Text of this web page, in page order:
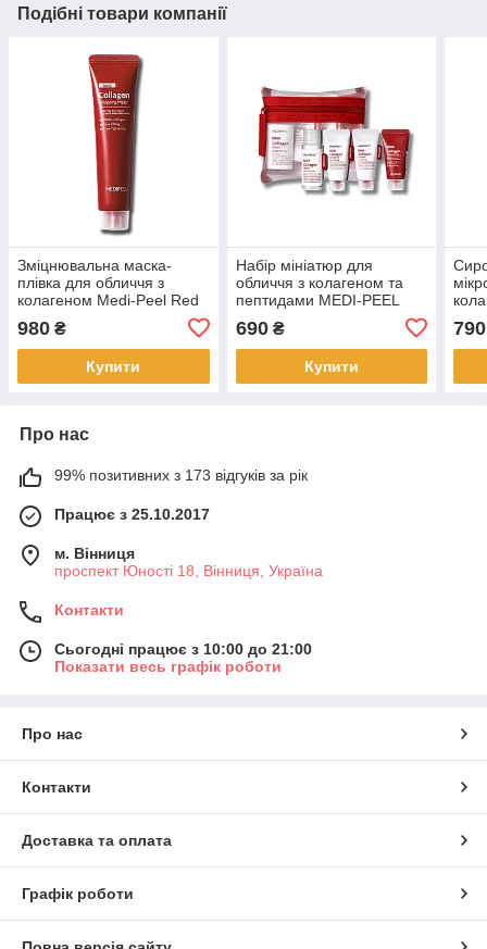
Подібні товари компанії
Зміцнювальна маска-
плівка для обличчя з
колагеном Medi-Peel Red
мл (342504)
980 ₴
Купити
Набір мініатюр для
обличчя з колагеном та
пептидами MEDI-PEEL
Collagen Skin (823035 )
690₴
Купити
790
Про нас
99% позитивних з 173 відгуків за рік
Працює з 25.10.2017
м. Вінниця
проспект Юності 18, Вінниця, Україна
Контакти
Сьогодні працює з 10:00 до 21:00
Показати весь графік роботи
Про нас
Контакти
Доставка та оплата
Графік роботи